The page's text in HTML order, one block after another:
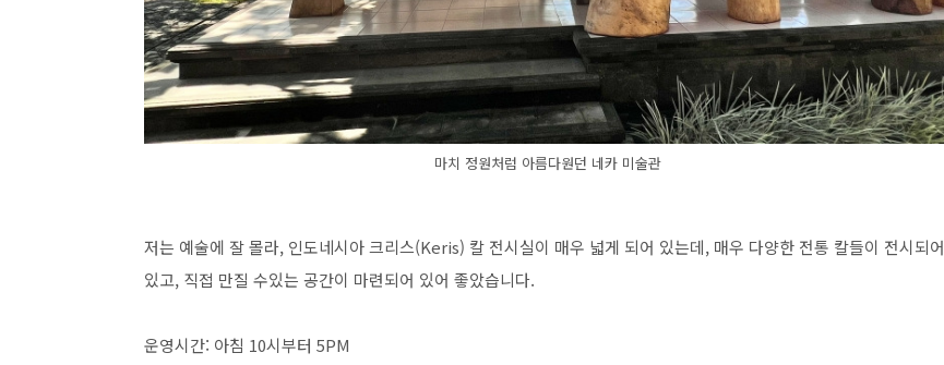
마치 정원처럼 아름다원던 네카 미술관
저는 예술에 잘 몰라, 인도네시아 크리스(Keris) 칼 전시실이 매우 넓게 되어 있는데, 매우 다양한 전통 칼들이 전시되어
있고, 직접 만질 수있는 공간이 마련되어 있어 좋았습니다.
운영시간: 아침 10시부터 5PM